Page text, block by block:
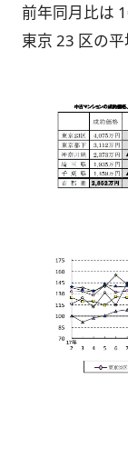
前年同月比は
東京 23 区の